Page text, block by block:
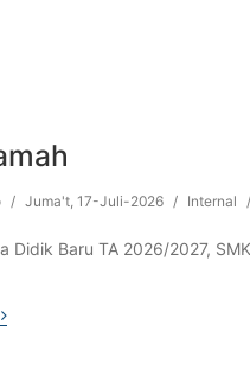
/ Juma't, 17-Juli-2026 / Internal /
Didik Baru TA 2026/2027,